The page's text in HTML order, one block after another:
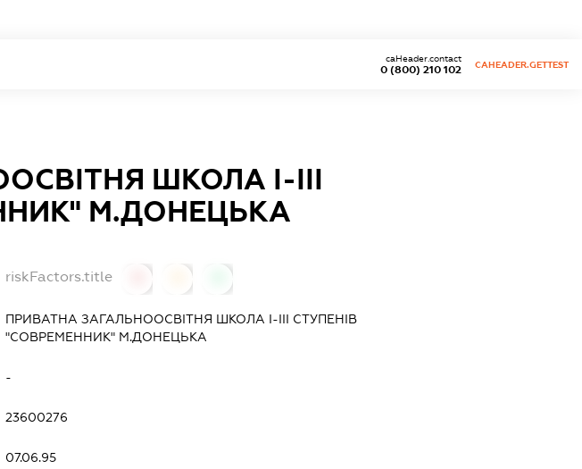
0 (800) 210 102
caHeader.contact
CAHEADER.GETTEST
ШКОЛА І-ІІІ
М.ДОНЕЦЬКА
riskFactors.title
ПРИВАТНА ЗАГАЛЬНООСВІТНЯ ШКОЛА І-ІІІ СТУПЕНІВ
"СОВРЕМЕННИК" М.ДОНЕЦЬКА
-
23600276
07.06.95